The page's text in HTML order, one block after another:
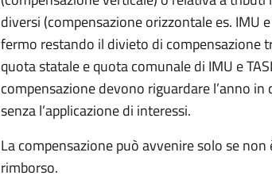
diversi (compensazione orizzontale es. IMU e
fermo restando il divieto di compensazione
quota statale e quota comunale di IMU e
compensazione devono riguardare l’anno
senza l’applicazione di interessi.
La compensazione può avvenire solo se
rimborso.